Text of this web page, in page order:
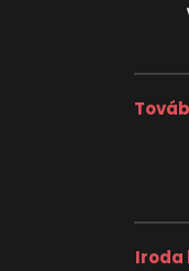
Iroda